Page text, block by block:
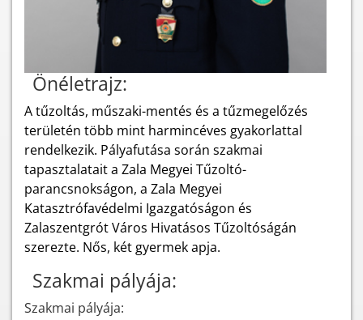
Önéletrajz:
A tűzoltás, műszaki-mentés és a tűzmegelőzés
területén több mint harmincéves gyakorlattal
rendelkezik. Pályafutása során szakmai
tapasztalatait a Zala Megyei Tűzoltó-
parancsnokságon, a Zala Megyei
Katasztrófavédelmi Igazgatóságon és
Zalaszentgrót Város Hivatásos Tűzoltóságán
szerezte. Nős, két gyermek apja.
Szakmai pályája:
Szakmai pályája: